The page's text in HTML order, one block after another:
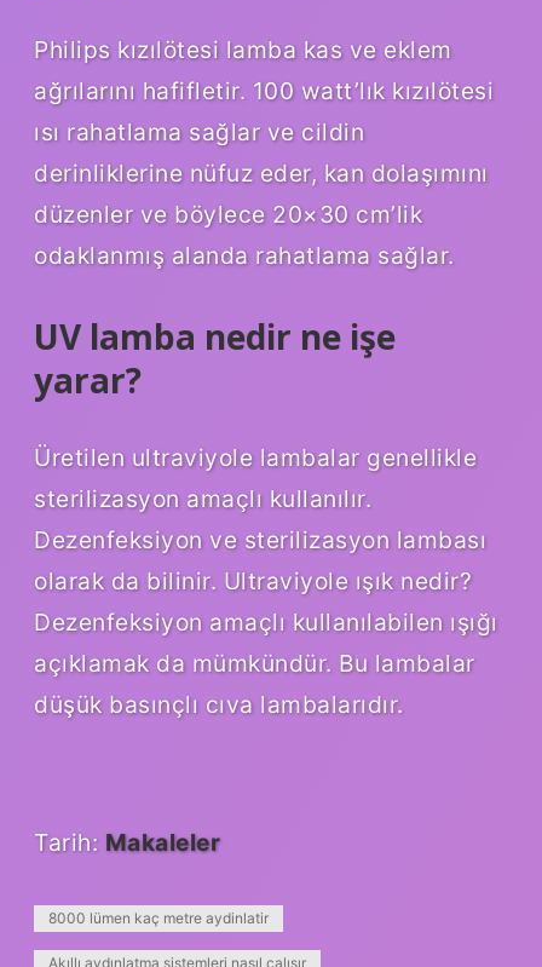
Philips kızılötesi lamba kas ve eklem
ağrılarını hafifletir. 100 watt’lık kızılötesi
ısı rahatlama sağlar ve cildin
derinliklerine nüfuz eder, kan dolaşımını
düzenler ve böylece 20×30 cm’lik
odaklanmış alanda rahatlama sağlar.
UV lamba nedir ne işe
yarar?
Üretilen ultraviyole lambalar genellikle
sterilizasyon amaçlı kullanılır.
Dezenfeksiyon ve sterilizasyon lambası
olarak da bilinir. Ultraviyole ışık nedir?
Dezenfeksiyon amaçlı kullanılabilen ışığı
açıklamak da mümkündür. Bu lambalar
düşük basınçlı cıva lambalarıdır.
Tarih: Makaleler
8000 lümen kaç metre aydinlatir
Akıllı aydınlatma sistemleri nasıl çalışır